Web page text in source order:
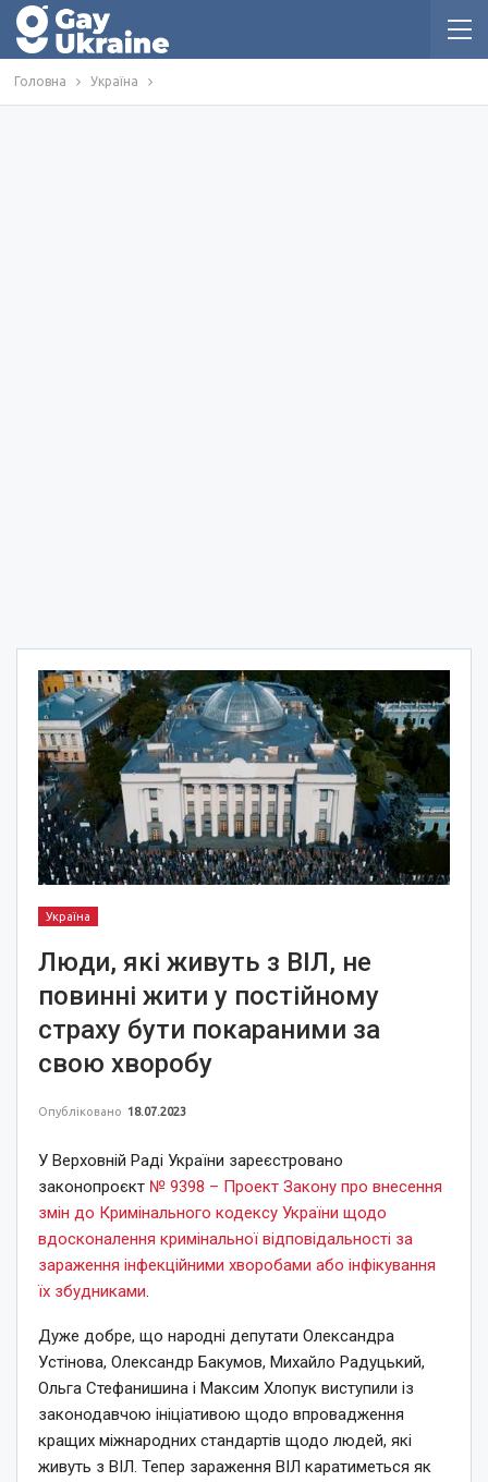
Головна Україна
Україна
Люди, які живуть з ВІЛ, не
повинні жити у постійному
страху бути покараними за
свою хворобу
Опубліковано 18.07.2023
У Верховній Раді України зареєстровано
законопроєкт № 9398 – Проект Закону про внесення
змін до Кримінального кодексу України щодо
вдосконалення кримінальної відповідальності за
зараження інфекційними хворобами або інфікування
їх збудниками.
Дуже добре, що народні депутати Олександра
Устінова, Олександр Бакумов, Михайло Радуцький,
Ольга Стефанишина і Максим Хлопук виступили із
законодавчою ініціативою щодо впровадження
кращих міжнародних стандартів щодо людей, які
живуть з ВІЛ. Тепер зараження ВІЛ каратиметься як